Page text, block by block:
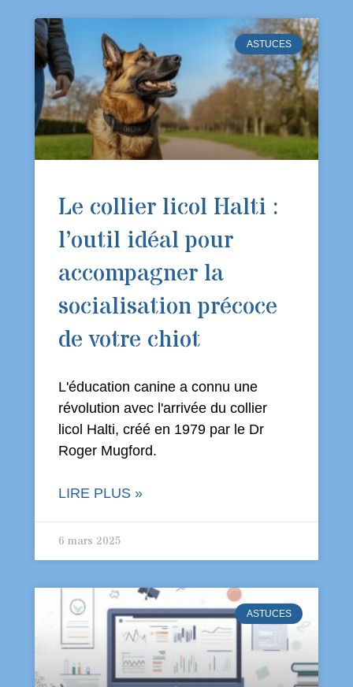
ASTUCES
Le collier licol Halti :
l’outil idéal pour
accompagner la
socialisation précoce
de votre chiot
L'éducation canine a connu une
révolution avec l'arrivée du collier
licol Halti, créé en 1979 par le Dr
Roger Mugford.
LIRE PLUS »
6 mars 2025
ASTUCES